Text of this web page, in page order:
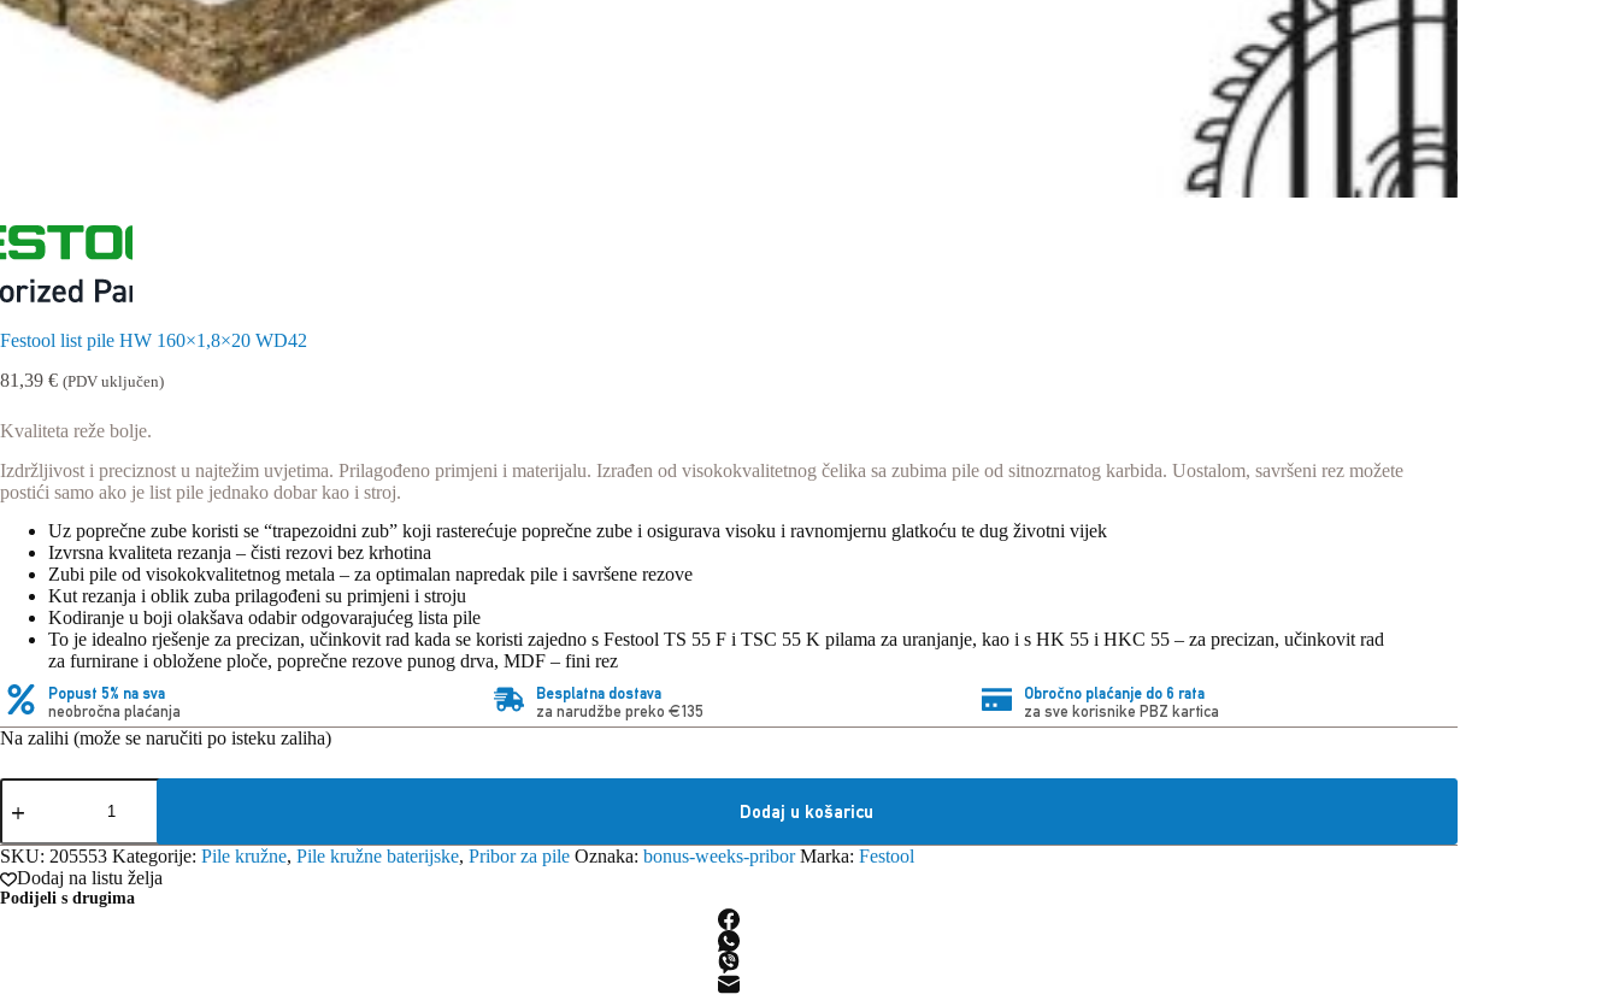
Festool list pile HW 160×1,8×20 WD42
81,39 € (PDV uključen)
Kvaliteta reže bolje.
Izdržljivost i preciznost u najtežim uvjetima. Prilagođeno primjeni i materijalu. Izrađen od visokokvalitetnog čelika sa zubima pile od sitnozrnatog karbida. Uostalom, savršeni rez možete
postići samo ako je list pile jednako dobar kao i stroj.
Uz poprečne zube koristi se “trapezoidni zub” koji rasterećuje poprečne zube i osigurava visoku i ravnomjernu glatkoću te dug životni vijek
Izvrsna kvaliteta rezanja – čisti rezovi bez krhotina
Zubi pile od visokokvalitetnog metala – za optimalan napredak pile i savršene rezove
Kut rezanja i oblik zuba prilagođeni su primjeni i stroju
Kodiranje u boji olakšava odabir odgovarajućeg lista pile
To je idealno rješenje za precizan, učinkovit rad kada se koristi zajedno s Festool TS 55 F i TSC 55 K pilama za uranjanje, kao i s HK 55 i HKC 55 – za precizan, učinkovit rad
za furnirane i obložene ploče, poprečne rezove punog drva, MDF – fini rez
Popust 5% na sva
neobročna plaćanja
Besplatna dostava
za narudžbe preko €135
Obročno plaćanje do 6 rata
za sve korisnike PBZ kartica
Na zalihi (može se naručiti po isteku zaliha)
Festool
list
HW
160x1,8x20
WD42
količina
Dodaj u košaricu
SKU: 205553 Kategorije: Pile kružne, Pile kružne baterijske, Pribor za pile Oznaka: bonus-weeks-pribor Marka: Festool
Dodaj na listu želja
Podijeli s drugima